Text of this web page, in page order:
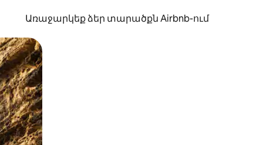
Առաջարկեք ձեր տարածքն Airbnb-ում